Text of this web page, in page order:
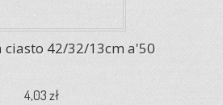
ciasto 42/32/13cm a'50
4,03 zł